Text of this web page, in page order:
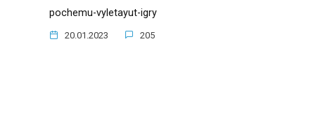
pochemu-vyletayut-igry
20.01.2023 205